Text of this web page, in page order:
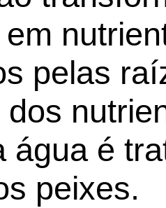
pelas
água é
peixes.